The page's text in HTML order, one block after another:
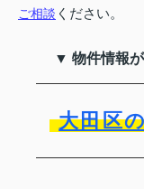
ご相談 ください。
▼ 物件情報
大田区